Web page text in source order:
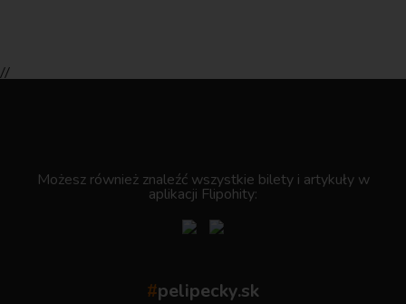
//
Możesz również znaleźć wszystkie bilety i artykuły w
aplikacji Flipohity:
#pelipecky.sk